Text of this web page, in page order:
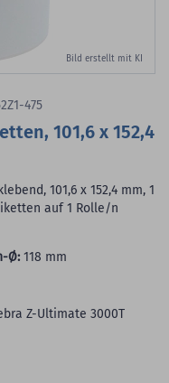
Bild erstellt mit KI
475
101,6 x 152,4
101,6 x 152,4 mm, 1
auf 1 Rolle/n
Ø: 118 mm
Z-Ultimate 3000T